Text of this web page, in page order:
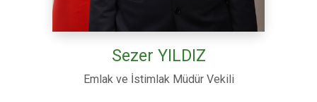
Sezer YILDIZ
Emlak ve İstimlak Müdür Vekili